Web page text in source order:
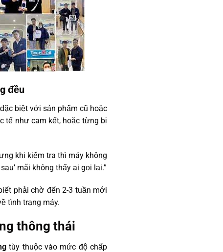
đều
biệt với sản phẩm cũ hoặc
tế như cam kết, hoặc từng bị
khi kiểm tra thì máy không
mãi không thấy ai gọi lại.”
phải chờ đến 2-3 tuần mới
tình trạng máy.
thông thái
tùy thuộc vào mức độ chấp